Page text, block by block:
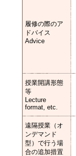
履修の際のア
ドバイス
Advice
授業開講形態
等
Lecture
format, etc.
遠隔授業（オ
ンデマンド
型）で行う場
合の追加措置